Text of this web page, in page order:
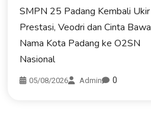
SMPN 25 Padang Kembali Ukir
Prestasi, Veodri dan Cinta Bawa
Nama Kota Padang ke O2SN
Nasional
05/08/2026 Admin 0